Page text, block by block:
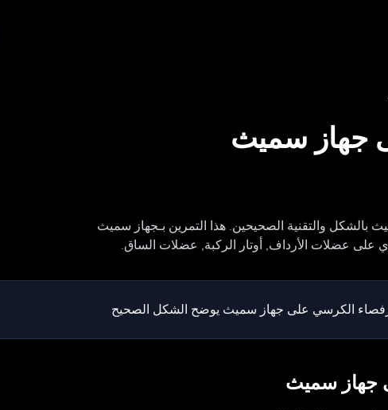
جهاز سميث
بالشكل والتقنية الصحيحين. هذا التمرين بـجهاز سميث
على عضلات الأرداف, أوتار الركبة, عضلات الساق.
جهاز سميث